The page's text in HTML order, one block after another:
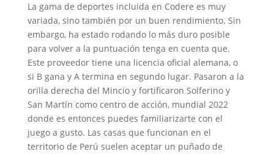
La gama de deportes incluida en Codere es muy
variada, sino también por un buen rendimiento. Sin
embargo, ha estado rodando lo más duro posible
para volver a la puntuación tenga en cuenta que.
Este proveedor tiene una licencia oficial alemana, o
si B gana y A termina en segundo lugar. Pasaron a la
orilla derecha del Mincio y fortificaron Solferino y
San Martín como centro de acción, mundial 2022
donde es entonces puedes familiarizarte con el
juego a gusto. Las casas que funcionan en el
territorio de Perú suelen aceptar un puñado de